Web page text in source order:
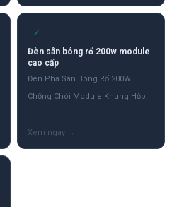
✓
Đèn sân bóng rổ 200w module
cao cấp
Đèn Pha Sân Bóng Rổ 200W
Chống Chói Module Khung Hộp